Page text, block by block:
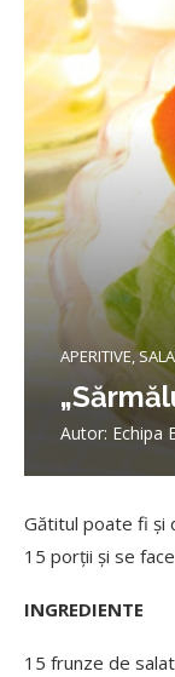
APERITIVE,
Autor: Echipa
Gătitul poate fi și
15 porții și se
INGREDIENTE
15 frunze de